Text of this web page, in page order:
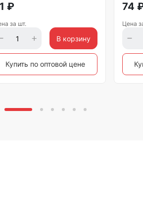
₽
за шт.
В корзину
Купить по оптовой цене
74
Цена